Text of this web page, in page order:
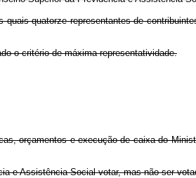
quatorze representantes de
o critério de máxima representatividade.
orçamentos e execução de caixa do
e Assistência Social votar, mas não ser